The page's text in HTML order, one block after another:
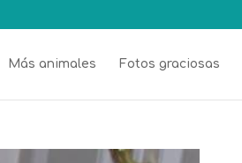
Más animales Fotos graciosas